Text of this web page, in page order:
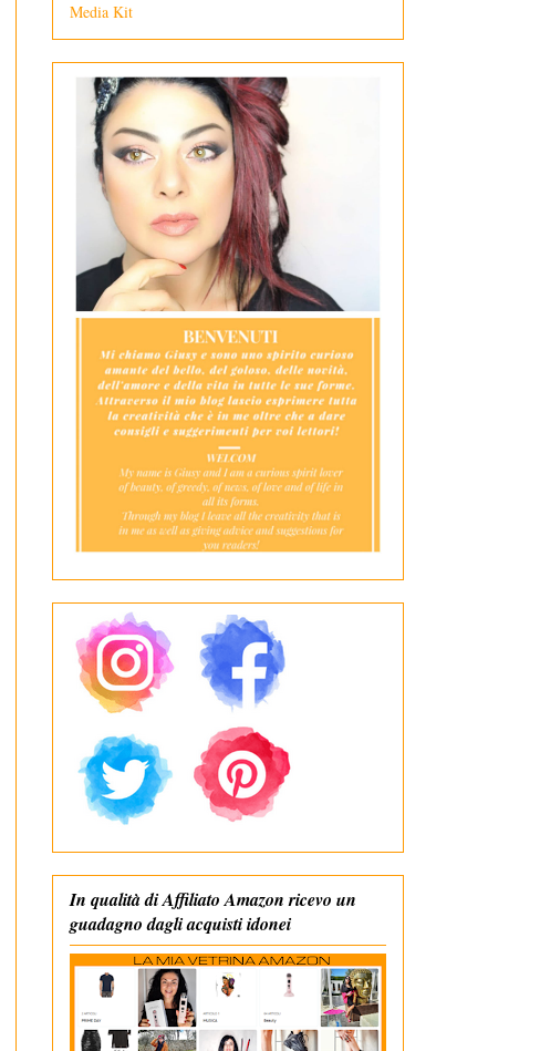
Media Kit
In qualità di Affiliato Amazon ricevo un
guadagno dagli acquisti idonei